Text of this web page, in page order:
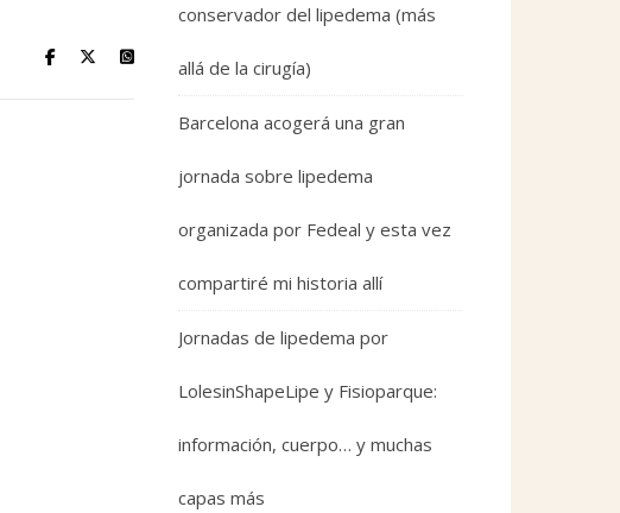
conservador del lipedema (más
allá de la cirugía)
Barcelona acogerá una gran
jornada sobre lipedema
organizada por Fedeal y esta vez
compartiré mi historia allí
Jornadas de lipedema por
LolesinShapeLipe y Fisioparque:
información, cuerpo… y muchas
capas más